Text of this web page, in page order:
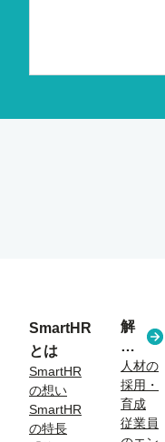
SmartHR
とは
SmartHR
の想い
SmartHR
の特長
解
決
す
る
課
題
人材の
採用・
育成
従業員